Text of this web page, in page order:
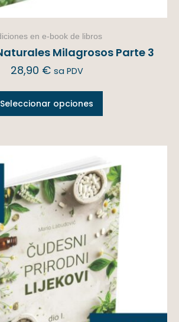
en e-book de libros
Milagrosos Parte 3
28,90 € sa PDV
Seleccionar opciones